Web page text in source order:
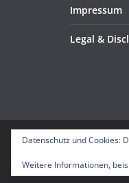
Impressum
Legal &
Copyright
Theme:
Datenschutz und Cookies:
Weitere Informationen,